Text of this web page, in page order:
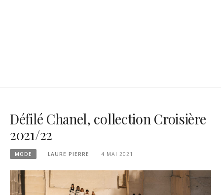
Défilé Chanel, collection Croisière
2021/22
MODE LAURE PIERRE 4 MAI 2021